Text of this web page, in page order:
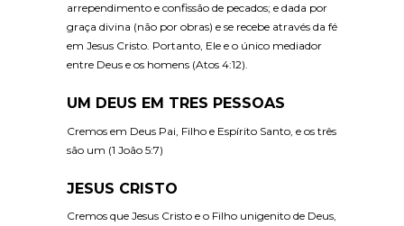
arrependimento e confissão de pecados; e dada por
graça divina (não por obras) e se recebe através da fé
em Jesus Cristo. Portanto, Ele e o único mediador
entre Deus e os homens (Atos 4:12).
UM DEUS EM TRES PESSOAS
Cremos em Deus Pai, Filho e Espírito Santo, e os três
são um (1 João 5:7)
JESUS CRISTO
Cremos que Jesus Cristo e o Filho unigenito de Deus,